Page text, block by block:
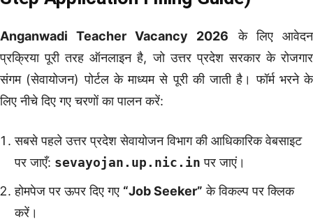
Anganwadi Teacher Vacancy 2026 के लिए आवेदन
प्रक्रिया पूरी तरह ऑनलाइन है, जो उत्तर प्रदेश सरकार के रोजगार
संगम (सेवायोजन) पोर्टल के माध्यम से पूरी की जाती है। फॉर्म भरने के
लिए नीचे दिए गए चरणों का पालन करें:
सबसे पहले उत्तर प्रदेश सेवायोजन विभाग की आधिकारिक वेबसाइट
पर जाएँ: sevayojan.up.nic.in पर जाएं।
होमपेज पर ऊपर दिए गए “Job Seeker” के विकल्प पर क्लिक
करें।